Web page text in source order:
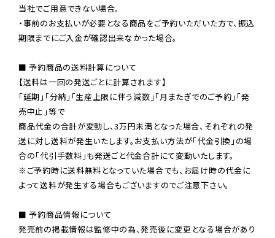
当社でご用意できない場合。
・事前のお支払いが必要となる商品をご予約いただいた方で、振込
期限までにご入金が確認出来なかった場合。
■ 予約商品の送料計算について
【送料は一回の発送ごとに計算されます】
「延期」「分納」「生産上限に伴う減数」「月またぎでのご予約」「発
売中止」等で
商品代金の合計が変動し、3万円未満となった場合、それぞれの発
送に対し送料が発生いたします。お支払い方法が「代金引換」の場
※ご予約時に送料無料となっていた場合でも、お届け時の代金に
よって送料が発生する場合もございますのでご注意下さい。
■ 予約商品情報について
発売前の掲載情報は監修中の為、発売後に変更となる場合があり